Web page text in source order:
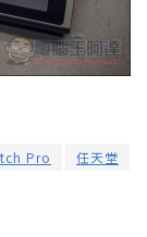
Pro 任天堂